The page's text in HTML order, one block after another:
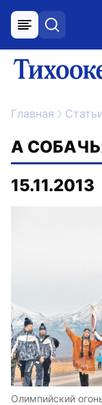
меню поиск
Главная Статьи
А
15.11.2013
Олимпийский